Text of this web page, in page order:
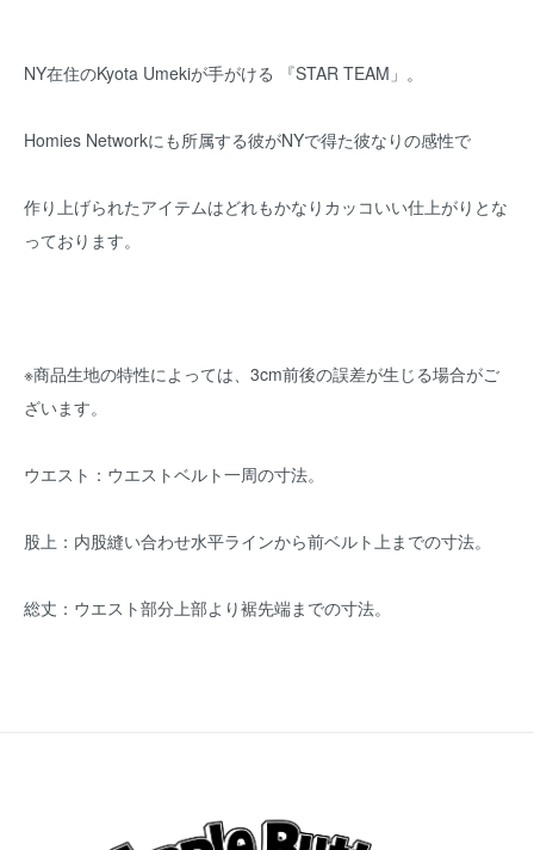
NY在住のKyota Umekiが手がける 『STAR TEAM 」。
Homies Networkにも所属する彼がNYで得た彼なりの感性で
作り上げられたアイテムはどれもかなりカッコいい仕上がりとな
っております。
※商品生地の特性によっては、3cm前後の誤差が生じる場合がご
ざいます。
ウエスト：ウエストベルト一周の寸法。
股上：内股縫い合わせ水平ラインから前ベルト上までの寸法。
総丈：ウエスト部分上部より裾先端までの寸法。